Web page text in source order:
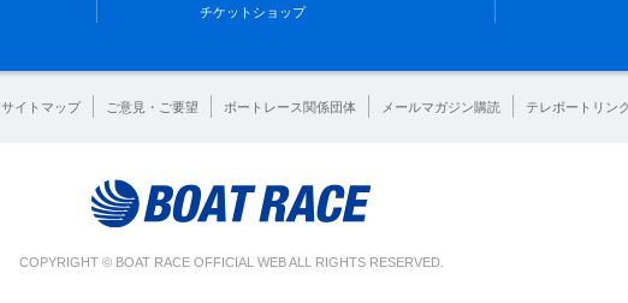
チケットショップ
サイトマップ ご意見・ご要望 ボートレース関係団体 メールマガジン購読 テレボートリンク
COPYRIGHT © BOAT RACE OFFICIAL WEB ALL RIGHTS RESERVED.